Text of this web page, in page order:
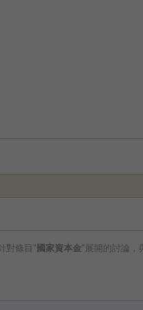
對條目" 國家資本金"展開的討論，